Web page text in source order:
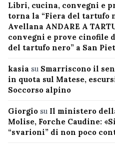
Libri, cucina, convegni e
torna la “Fiera del tartufo
Avellana ANDARE A
convegni e prove cinofile
del tartufo nero” a San
kasia su Smarriscono il
in quota sul Matese,
Soccorso alpino
Giorgio su Il ministero
Molise, Forche Caudine:
“svarioni” di non poco